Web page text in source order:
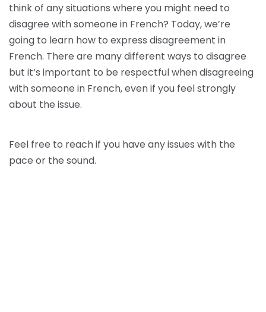
think of any situations where you might need to
disagree with someone in French? Today, we’re
going to learn how to express disagreement in
French. There are many different ways to disagree
but it’s important to be respectful when disagreeing
with someone in French, even if you feel strongly
about the issue.
Feel free to reach if you have any issues with the
pace or the sound.